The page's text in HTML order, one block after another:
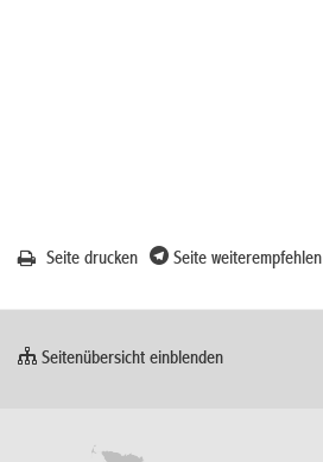
Seite drucken Seite weiterempfehlen
Seitenübersicht einblenden